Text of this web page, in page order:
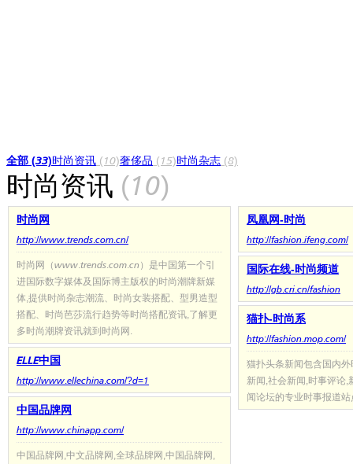
全部 (33)时尚资讯 (10)奢侈品 (15)时尚杂志 (8)
时尚资讯 (10)
时尚网
http://www.trends.com.cn/
时尚网（www.trends.com.cn）是中国第一个引
进国际数字媒体及国际博主版权的时尚潮牌新媒
体,提供时尚杂志潮流、时尚女装搭配、型男造型
搭配、时尚芭莎流行趋势等时尚搭配资讯,了解更
多时尚潮牌资讯就到时尚网.
凤凰网-时尚
http://fashion.ifeng.com/
国际在线-时尚频道
http://gb.cri.cn/fashion
猫扑-时尚系
http://fashion.mop.com/
猫扑头条新闻包含国内
新闻,社会新闻,时事评论,
闻论坛的专业时事报道站
ELLE中国
http://www.ellechina.com/?d=1
中国品牌网
http://www.chinapp.com/
中国品牌网,中文品牌网,全球品牌网,中国品牌网,